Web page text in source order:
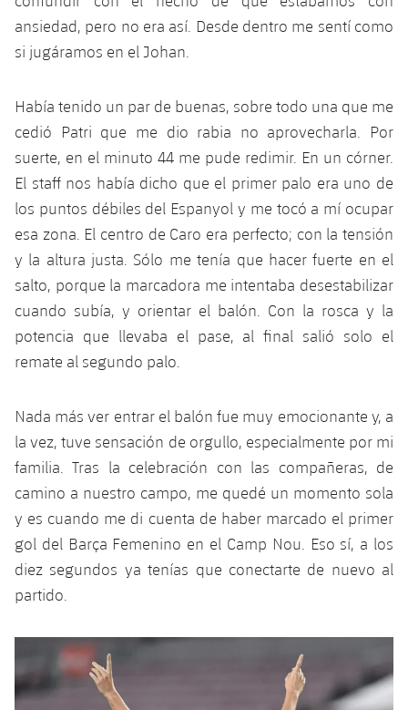
ansiedad, pero no era así. Desde dentro me sentí como
si jugáramos en el Johan.
Había tenido un par de buenas, sobre todo una que me
cedió Patri que me dio rabia no aprovecharla. Por
suerte, en el minuto 44 me pude redimir. En un córner.
El staff nos había dicho que el primer palo era uno de
los puntos débiles del Espanyol y me tocó a mí ocupar
esa zona. El centro de Caro era perfecto; con la tensión
y la altura justa. Sólo me tenía que hacer fuerte en el
salto, porque la marcadora me intentaba desestabilizar
cuando subía, y orientar el balón. Con la rosca y la
potencia que llevaba el pase, al final salió solo el
remate al segundo palo.
Nada más ver entrar el balón fue muy emocionante y, a
la vez, tuve sensación de orgullo, especialmente por mi
familia. Tras la celebración con las compañeras, de
camino a nuestro campo, me quedé un momento sola
y es cuando me di cuenta de haber marcado el primer
gol del Barça Femenino en el Camp Nou. Eso sí, a los
diez segundos ya tenías que conectarte de nuevo al
partido.